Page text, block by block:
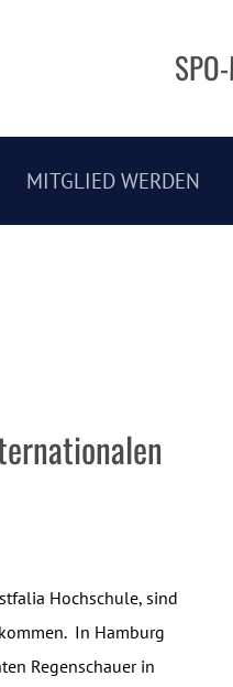
MITGLIED WERDEN
Hochschule, sind
In Hamburg
Regenschauer in